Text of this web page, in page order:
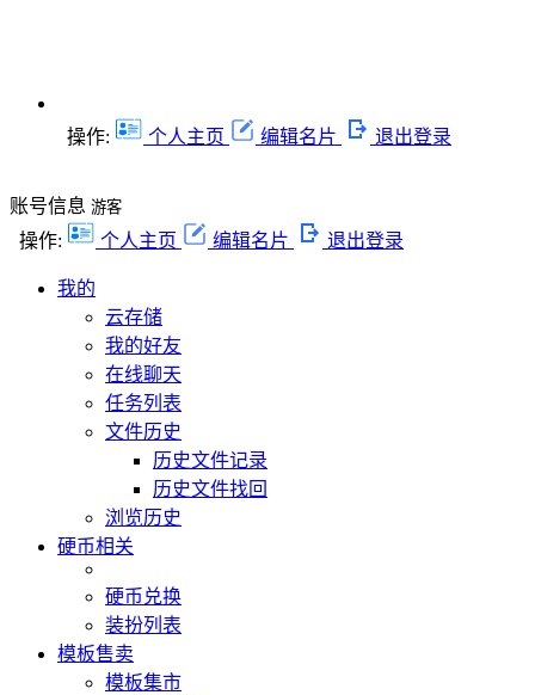
操作: 个人主页 编辑名片 退出登录
账号信息 游客
操作: 个人主页 编辑名片 退出登录
我的
云存储
我的好友
在线聊天
任务列表
文件历史
历史文件记录
历史文件找回
浏览历史
硬币相关
硬币兑换
装扮列表
模板售卖
模板集市